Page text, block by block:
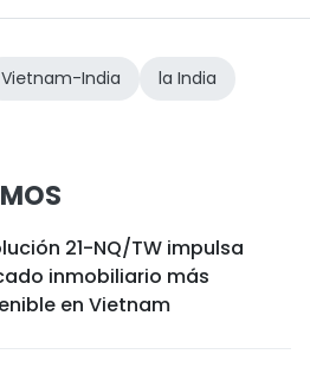
Vietnam-India la India
21-NQ/TW impulsa
inmobiliario más
en Vietnam